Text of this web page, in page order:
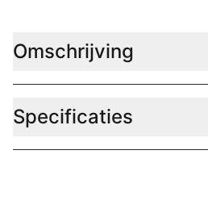
Omschrijving
Specificaties